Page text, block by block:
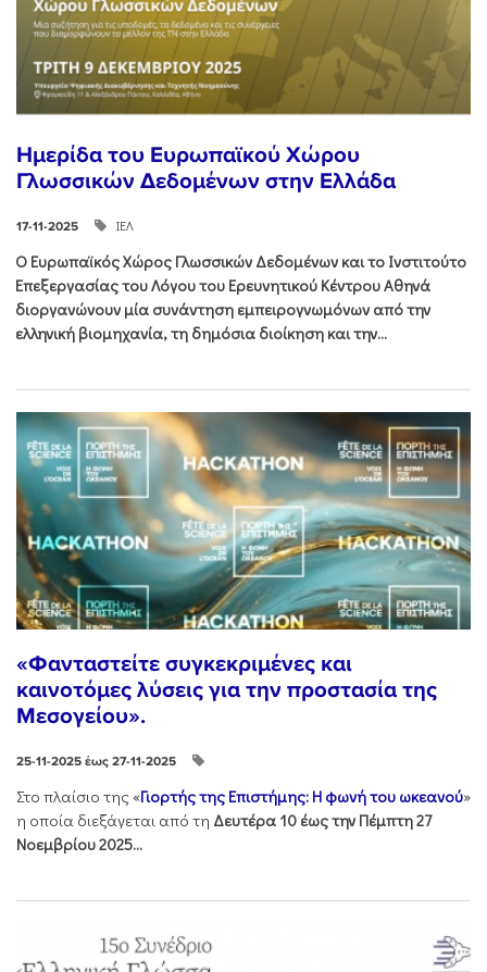
Ημερίδα του Ευρωπαϊκού Χώρου
Γλωσσικών Δεδομένων στην Ελλάδα
17-11-2025 ΙΕΛ
Ο Ευρωπαϊκός Χώρος Γλωσσικών Δεδομένων και το Ινστιτούτο
Επεξεργασίας του Λόγου του Ερευνητικού Κέντρου Αθηνά
διοργανώνουν μία συνάντηση εμπειρογνωμόνων από την
ελληνική βιομηχανία, τη δημόσια διοίκηση και την...
«Φανταστείτε συγκεκριμένες και
καινοτόμες λύσεις για την προστασία της
Μεσογείου».
25-11-2025 έως 27-11-2025
Στo πλαίσιo της «Γιορτής της Επιστήμης: Η φωνή του ωκεανού»
η οποία διεξάγεται από τη Δευτέρα 10 έως την Πέμπτη 27
Νοεμβρίου 2025...